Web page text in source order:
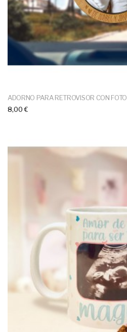
ADORNO PARA RETROVISOR CON FOTO
8,00 €